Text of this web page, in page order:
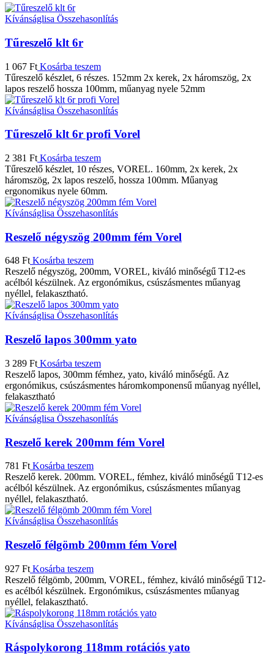
Kívánságlisa Összehasonlítás
Tűreszelő klt 6r
1 067 Ft Kosárba teszem
Tűreszelő készlet, 6 részes. 152mm 2x kerek, 2x háromszög, 2x
lapos reszelő hossza 100mm, műanyag nyele 52mm
Kívánságlisa Összehasonlítás
Tűreszelő klt 6r profi Vorel
2 381 Ft Kosárba teszem
Tűreszelő készlet, 10 részes, VOREL. 160mm, 2x kerek, 2x
háromszög, 2x lapos reszelő, hossza 100mm. Műanyag
ergonomikus nyele 60mm.
Kívánságlisa Összehasonlítás
Reszelő négyszög 200mm fém Vorel
648 Ft Kosárba teszem
Reszelő négyszög, 200mm, VOREL, kiváló minőségű T12-es
acélból készülnek. Az ergonómikus, csúszásmentes műanyag
nyéllel, felakasztható.
Kívánságlisa Összehasonlítás
Reszelő lapos 300mm yato
3 289 Ft Kosárba teszem
Reszelő lapos, 300mm fémhez, yato, kiváló minőségű. Az
ergonómikus, csúszásmentes háromkomponensű műanyag nyéllel,
felakasztható
Kívánságlisa Összehasonlítás
Reszelő kerek 200mm fém Vorel
781 Ft Kosárba teszem
Reszelő kerek. 200mm. VOREL, fémhez, kiváló minőségű T12-es
acélból készülnek. Az ergonómikus, csúszásmentes műanyag
nyéllel, felakasztható.
Kívánságlisa Összehasonlítás
Reszelő félgömb 200mm fém Vorel
927 Ft Kosárba teszem
Reszelő félgömb, 200mm, VOREL, fémhez, kiváló minőségű T12-
es acélból készülnek. Ergonómikus, csúszásmentes műanyag
nyéllel, felakasztható.
Kívánságlisa Összehasonlítás
Ráspolykorong 118mm rotációs yato